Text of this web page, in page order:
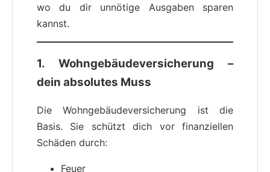
wo du dir unnötige Ausgaben sparen
kannst.
1. Wohngebäudeversicherung –
dein absolutes Muss
Die Wohngebäudeversicherung ist die
Basis. Sie schützt dich vor finanziellen
Schäden durch:
Feuer